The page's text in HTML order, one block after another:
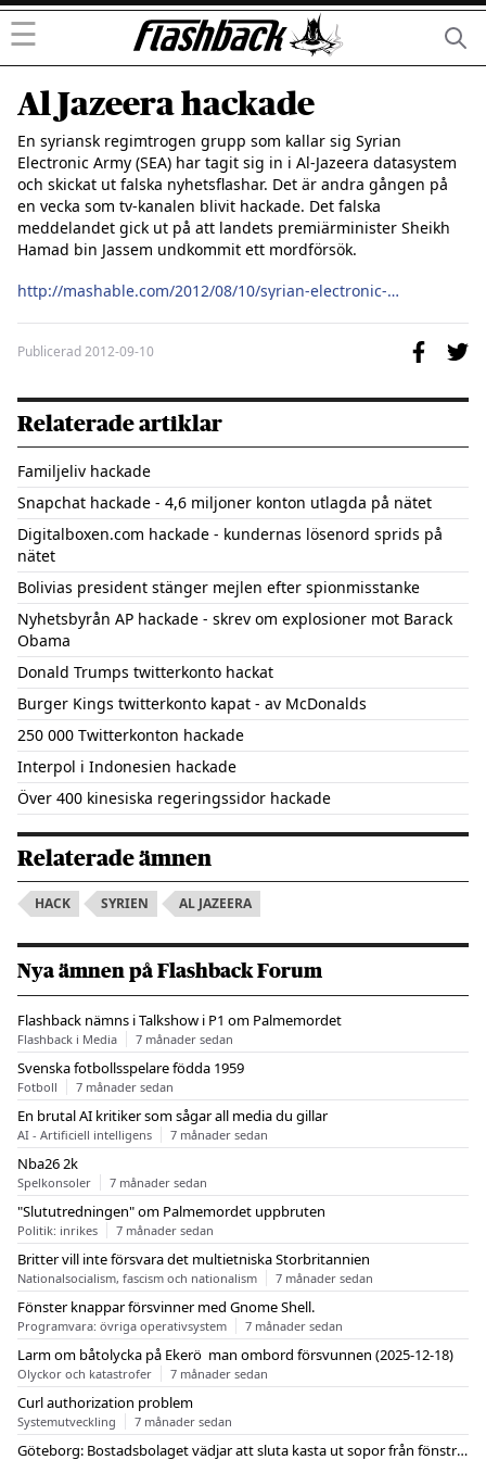
☰
Al Jazeera hackade
En syriansk regimtrogen grupp som kallar sig Syrian
Electronic Army (SEA) har tagit sig in i Al-Jazeera datasystem
och skickat ut falska nyhetsflashar. Det är andra gången på
en vecka som tv-kanalen blivit hackade. Det falska
meddelandet gick ut på att landets premiärminister Sheikh
Hamad bin Jassem undkommit ett mordförsök.
http://mashable.com/2012/08/10/syrian-electronic-army/
Publicerad2012-09-10
Relaterade artiklar
Familjeliv hackade
Snapchat hackade - 4,6 miljoner konton utlagda på nätet
Digitalboxen.com hackade - kundernas lösenord sprids på
nätet
Bolivias president stänger mejlen efter spionmisstanke
Nyhetsbyrån AP hackade - skrev om explosioner mot Barack
Obama
Donald Trumps twitterkonto hackat
Burger Kings twitterkonto kapat - av McDonalds
250 000 Twitterkonton hackade
Interpol i Indonesien hackade
Över 400 kinesiska regeringssidor hackade
Relaterade ämnen
HACK SYRIEN AL JAZEERA
Nya ämnen på Flashback Forum
Flashback nämns i Talkshow i P1 om Palmemordet
Flashback i Media 7 månader sedan
Svenska fotbollsspelare födda 1959
Fotboll 7 månader sedan
En brutal AI kritiker som sågar all media du gillar
AI - Artificiell intelligens 7 månader sedan
Nba26 2k
Spelkonsoler 7 månader sedan
"Slututredningen" om Palmemordet uppbruten
Politik: inrikes 7 månader sedan
Britter vill inte försvara det multietniska Storbritannien
Nationalsocialism, fascism och nationalism 7 månader sedan
Fönster knappar försvinner med Gnome Shell.
Programvara: övriga operativsystem 7 månader sedan
Larm om båtolycka på Ekerö  man ombord försvunnen (2025-12-18)
Olyckor och katastrofer 7 månader sedan
Curl authorization problem
Systemutveckling 7 månader sedan
Göteborg: Bostadsbolaget vädjar att sluta kasta ut sopor från fönstren